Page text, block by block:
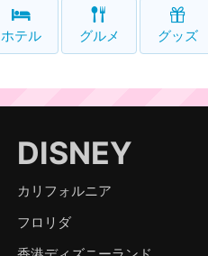
ホテル グルメ グッズ
DISNEY
カリフォルニア
フロリダ